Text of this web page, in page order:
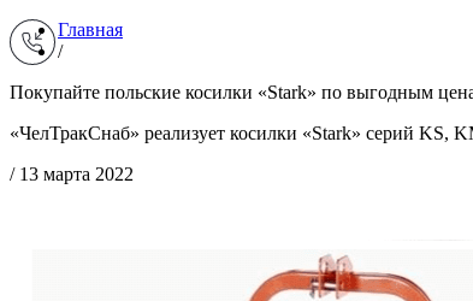
Главная
/
Покупайте польские косилки «Stark» по выгодным
«ЧелТракСнаб» реализует косилки «Stark» серий
/ 13 марта 2022